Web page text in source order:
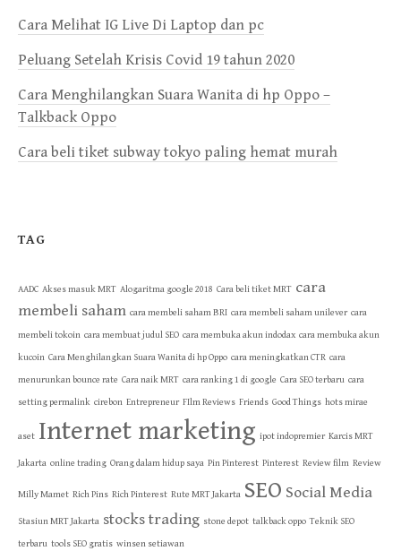
Cara Melihat IG Live Di Laptop dan pc
Peluang Setelah Krisis Covid 19 tahun 2020
Cara Menghilangkan Suara Wanita di hp Oppo –
Talkback Oppo
Cara beli tiket subway tokyo paling hemat murah
TAG
AADC Akses masuk MRT Alogaritma google 2018 Cara beli tiket MRT cara
membeli saham cara membeli saham BRI cara membeli saham unilever cara
membeli tokoin cara membuat judul SEO cara membuka akun indodax cara membuka akun
kucoin Cara Menghilangkan Suara Wanita di hp Oppo cara meningkatkan CTR cara
menurunkan bounce rate Cara naik MRT cara ranking 1 di google Cara SEO terbaru cara
setting permalink cirebon Entrepreneur FIlm Reviews Friends Good Things hots mirae
aset Internet marketing ipot indopremier Karcis MRT
Jakarta online trading Orang dalam hidup saya Pin Pinterest Pinterest Review film Review
Milly Mamet Rich Pins Rich Pinterest Rute MRT Jakarta SEO Social Media
Stasiun MRT Jakarta stocks trading stone depot talkback oppo Teknik SEO
terbaru tools SEO gratis winsen setiawan